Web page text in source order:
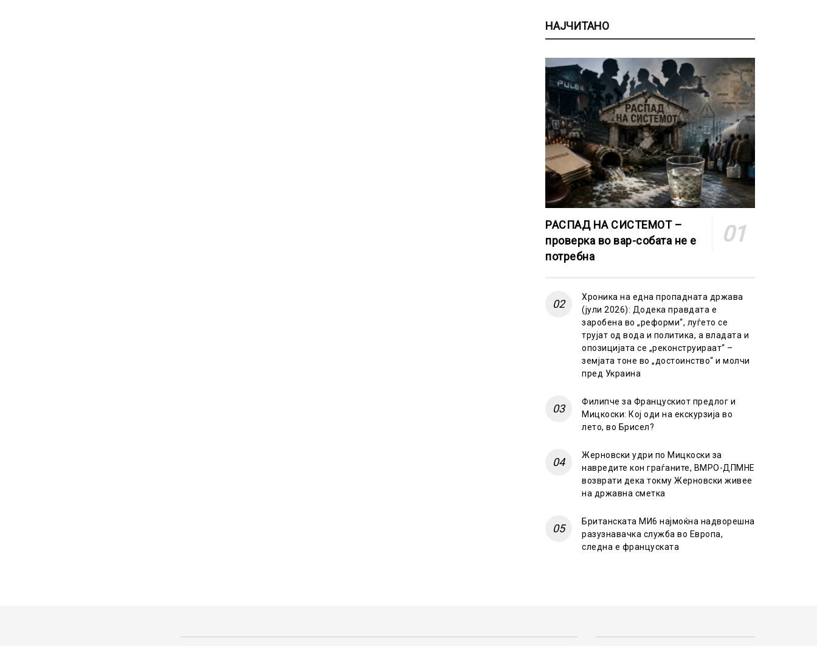
НАЈЧИТАНО
РАСПАД НА СИСТЕМОТ –
проверка во вар-собата не е
потребна
Хроника на една пропадната држава
(јули 2026): Додека правдата е
заробена во „реформи“, луѓето се
трујат од вода и политика, а владата и
опозицијата се „реконструираат“ –
земјата тоне во „достоинство“ и молчи
пред Украина
Филипче за Францускиот предлог и
Мицкоски: Кој оди на екскурзија во
лето, во Брисел?
Жерновски удри по Мицкоски за
навредите кон граѓаните, ВМРО-ДПМНЕ
возврати дека токму Жерновски живее
на државна сметка
Британската МИ6 најмоќна надворешна
разузнавачка служба во Европа,
следна е француската